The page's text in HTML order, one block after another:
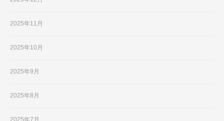
2025年11月
2025年10月
2025年9月
2025年8月
2025年7月